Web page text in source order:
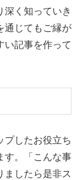
深く知っていき
通じてもご縁が
い記事を作って
プしたお役立ち
す。「こんな事
ましたら是非ス